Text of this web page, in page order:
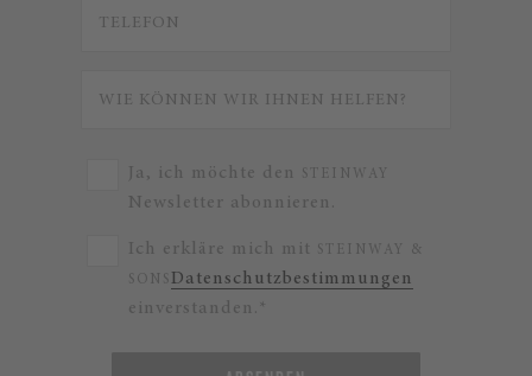
Ja, ich möchte den STEINWAY
Newsletter abonnieren.
Ich erkläre mich mit STEINWAY &
SONS Datenschutzbestimmungen
einverstanden.*